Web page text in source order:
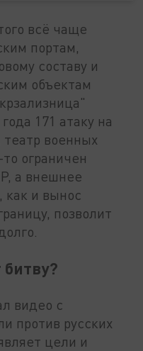
всё чаще
портам,
составу и
объектам
171 атаку на
военных
ограничен
а внешнее
как и вынос
позволит
видео с
против русских
цели и